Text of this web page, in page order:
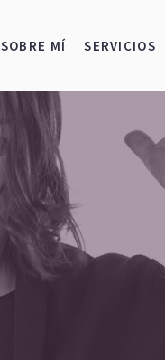
SOBRE MÍ SERVICIOS